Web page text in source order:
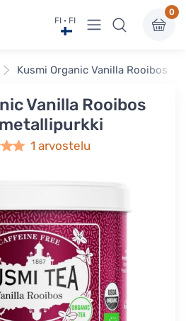
FI · FI Näytä valikko
0
Kusmi Organic Vanilla Rooibos
Vanilla Rooibos
1 arvostelu